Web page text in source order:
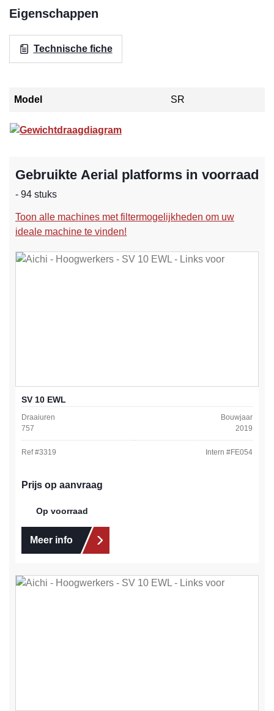
Eigenschappen
Technische fiche
Model SR
Gewichtdraagdiagram
Gebruikte Aerial platforms in voorraad
- 94 stuks
Toon alle machines met filtermogelijkheden om uw
ideale machine te vinden!
SV 10 EWL
Draaiuren
757
Bouwjaar
2019
Ref #3319 Intern #FE054
Prijs op aanvraag
Op voorraad
Meer info